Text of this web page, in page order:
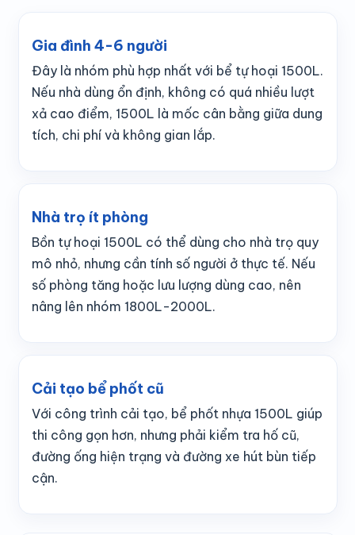
Gia đình 4-6 người
Đây là nhóm phù hợp nhất với bể tự hoại 1500L.
Nếu nhà dùng ổn định, không có quá nhiều lượt
xả cao điểm, 1500L là mốc cân bằng giữa dung
tích, chi phí và không gian lắp.
Nhà trọ ít phòng
Bồn tự hoại 1500L có thể dùng cho nhà trọ quy
mô nhỏ, nhưng cần tính số người ở thực tế. Nếu
số phòng tăng hoặc lưu lượng dùng cao, nên
nâng lên nhóm 1800L-2000L.
Cải tạo bể phốt cũ
Với công trình cải tạo, bể phốt nhựa 1500L giúp
thi công gọn hơn, nhưng phải kiểm tra hố cũ,
đường ống hiện trạng và đường xe hút bùn tiếp
cận.